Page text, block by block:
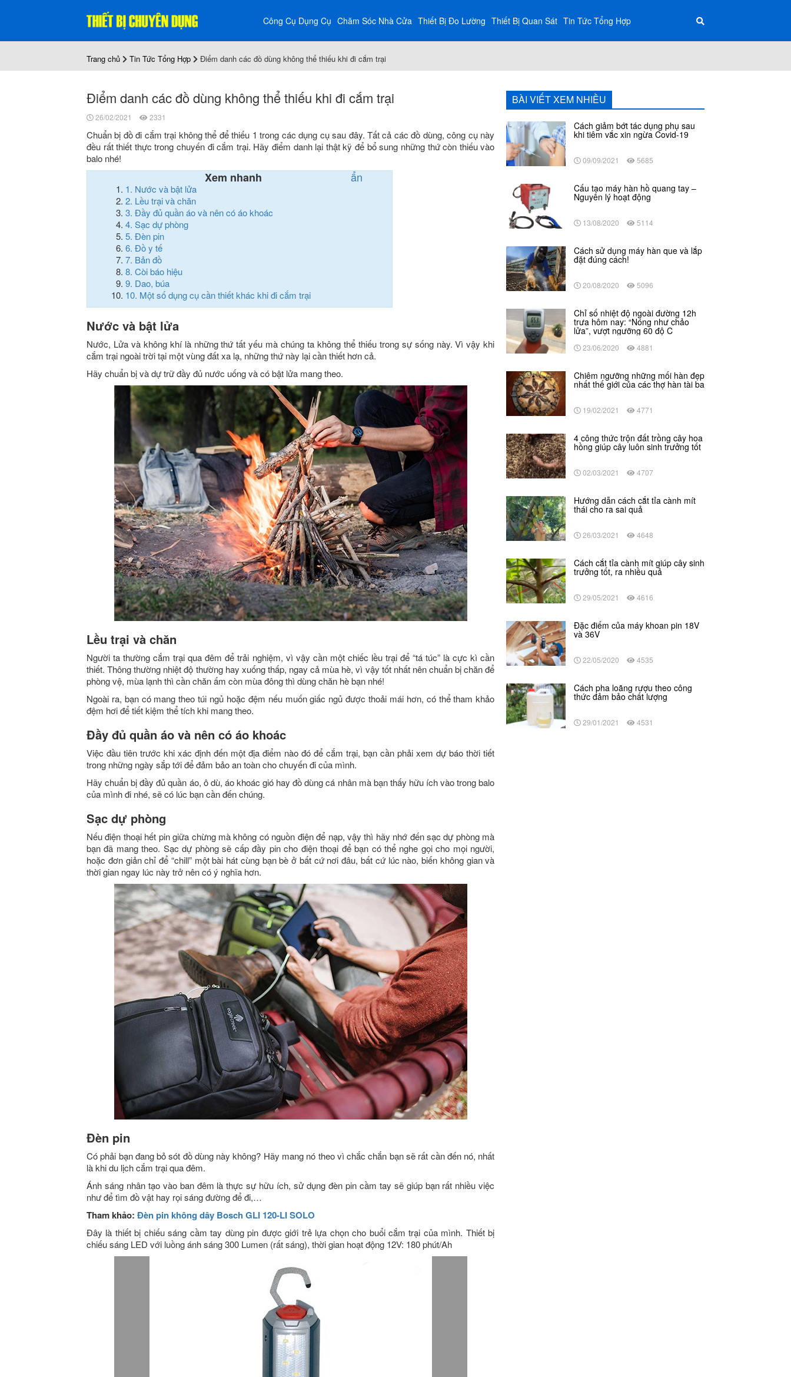
Công Cụ Dụng Cụ Chăm Sóc Nhà Cửa Thiết Bị Đo Lường Thiết Bị Quan Sát Tin Tức Tổng Hợp
Trang chủ Tin Tức Tổng Hợp Điểm danh các đồ dùng không thể thiếu khi đi cắm trại
Điểm danh các đồ dùng không thể thiếu khi đi cắm trại
26/02/2021 2331
Chuẩn bị đồ đi cắm trại không thể để thiếu 1 trong các dụng cụ sau đây. Tất cả các đồ dùng, công cụ này
đều rất thiết thực trong chuyến đi cắm trại. Hãy điểm danh lại thật kỹ để bổ sung những thứ còn thiếu vào
balo nhé!
Xem nhanh ẩn
1. Nước và bật lửa
2. Lều trại và chăn
3. Đầy đủ quần áo và nên có áo khoác
4. Sạc dự phòng
5. Đèn pin
6. Đồ y tế
7. Bản đồ
8. Còi báo hiệu
9. Dao, búa
10. Một số dụng cụ cần thiết khác khi đi cắm trại
Nước và bật lửa
Nước, Lửa và không khí là những thứ tất yếu mà chúng ta không thể thiếu trong sự sống này. Vì vậy khi
cắm trại ngoài trời tại một vùng đất xa lạ, những thứ này lại cần thiết hơn cả.
Hãy chuẩn bị và dự trữ đầy đủ nước uống và có bật lửa mang theo.
Lều trại và chăn
Người ta thường cắm trại qua đêm để trải nghiệm, vì vậy cần một chiếc lều trại để “tá túc” là cực kì cần
thiết. Thông thường nhiệt độ thường hay xuống thấp, ngay cả mùa hè, vì vậy tốt nhất nên chuẩn bị chăn để
phòng vệ, mùa lạnh thì cần chăn ấm còn mùa đông thì dùng chăn hè bạn nhé!
Ngoài ra, bạn có mang theo túi ngủ hoặc đệm nếu muốn giấc ngủ được thoải mái hơn, có thể tham khảo
đệm hơi để tiết kiệm thể tích khi mang theo.
Đầy đủ quần áo và nên có áo khoác
Việc đầu tiên trước khi xác định đến một địa điểm nào đó để cắm trại, bạn cần phải xem dự báo thời tiết
trong những ngày sắp tới để đảm bảo an toàn cho chuyến đi của mình.
Hãy chuẩn bị đầy đủ quần áo, ô dù, áo khoác gió hay đồ dùng cá nhân mà bạn thấy hữu ích vào trong balo
của mình đi nhé, sẽ có lúc bạn cần đến chúng.
Sạc dự phòng
Nếu điện thoại hết pin giữa chừng mà không có nguồn điện để nạp, vậy thì hãy nhớ đến sạc dự phòng mà
bạn đã mang theo. Sạc dự phòng sẽ cấp đầy pin cho điện thoại để bạn có thể nghe gọi cho mọi người,
hoặc đơn giản chỉ để “chill” một bài hát cùng bạn bè ở bất cứ nơi đâu, bất cứ lúc nào, biến không gian và
thời gian ngay lúc này trở nên có ý nghĩa hơn.
Đèn pin
Có phải bạn đang bỏ sót đồ dùng này không? Hãy mang nó theo vì chắc chắn bạn sẽ rất cần đến nó, nhất
là khi du lịch cắm trại qua đêm.
Ánh sáng nhân tạo vào ban đêm là thực sự hữu ích, sử dụng đèn pin cầm tay sẽ giúp bạn rất nhiều việc
như để tìm đồ vật hay rọi sáng đường để đi,…
Tham khảo: Đèn pin không dây Bosch GLI 120-LI SOLO
Đây là thiết bị chiếu sáng cầm tay dùng pin được giới trẻ lựa chọn cho buổi cắm trại của mình. Thiết bị
chiếu sáng LED với luồng ánh sáng 300 Lumen (rất sáng), thời gian hoạt động 12V: 180 phút/Ah
BÀI VIẾT XEM NHIỀU
Cách giảm bớt tác dụng phụ sau
khi tiêm vắc xin ngừa Covid-19
09/09/2021 5685
Cấu tạo máy hàn hồ quang tay –
Nguyên lý hoạt động
13/08/2020 5114
Cách sử dụng máy hàn que và lắp
đặt đúng cách!
20/08/2020 5096
Chỉ số nhiệt độ ngoài đường 12h
trưa hôm nay: “Nóng như chảo
lửa”, vượt ngưỡng 60 độ C
23/06/2020 4881
Chiêm ngưỡng những mối hàn đẹp
nhất thế giới của các thợ hàn tài ba
19/02/2021 4771
4 công thức trộn đất trồng cây hoa
hồng giúp cây luôn sinh trưởng tốt
02/03/2021 4707
Hướng dẫn cách cắt tỉa cành mít
thái cho ra sai quả
26/03/2021 4648
Cách cắt tỉa cành mít giúp cây sinh
trưởng tốt, ra nhiều quả
29/05/2021 4616
Đặc điểm của máy khoan pin 18V
và 36V
22/05/2020 4535
Cách pha loãng rượu theo công
thức đảm bảo chất lượng
29/01/2021 4531